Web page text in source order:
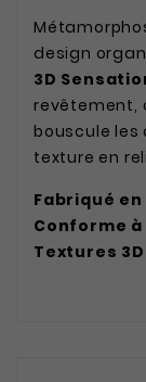
design
3D
revêtement,
bouscule
texture en
Fabriqué en
Conforme à
Textures